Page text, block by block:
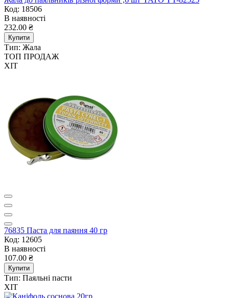
Код: 18506
В наявності
232.00 ₴
Купити
Тип: Жала
ТОП ПРОДАЖ
ХІТ
76835 Паста для паяння 40 гр
Код: 12605
В наявності
107.00 ₴
Купити
Тип: Паяльні пасти
ХІТ